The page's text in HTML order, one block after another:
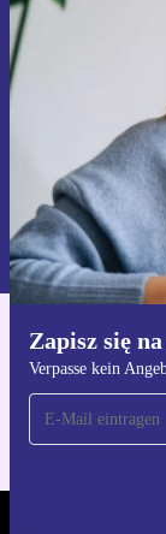
Zapisz się
Verpasse kein
Informacje na
naszej
Polityce